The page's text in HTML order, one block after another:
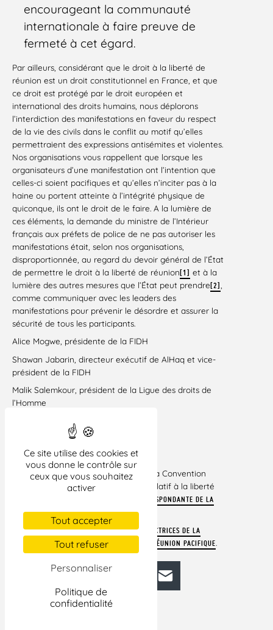
Ce site utilise des cookies et
vous donne le contrôle sur
ceux que vous souhaitez
activer
Tout accepter
Tout refuser
Personnaliser
Politique de
confidentialité
encourageant la communauté
internationale à faire preuve de
fermeté à cet égard.
Par ailleurs, considérant que le droit à la liberté de
réunion est un droit constitutionnel en France, et que
ce droit est protégé par le droit européen et
international des droits humains, nous déplorons
l’interdiction des manifestations en faveur du respect
de la vie des civils dans le conflit au motif qu’elles
permettraient des expressions antisémites et violentes.
Nos organisations vous rappellent que lorsque les
organisateurs d’une manifestation ont l’intention que
celles-ci soient pacifiques et qu’elles n’inciter pas à la
haine ou portent atteinte à l’intégrité physique de
quiconque, ils ont le droit de le faire. A la lumière de
ces éléments, la demande du ministre de l’Intérieur
français aux préfets de police de ne pas autoriser les
manifestations était, selon nos organisations,
disproportionnée, au regard du devoir général de l’État
de permettre le droit à la liberté de réunion [1] et à la
lumière des autres mesures que l’État peut prendre [2]
comme communiquer avec les leaders des
manifestations pour prévenir le désordre et assurer la
sécurité de tous les participants.
Alice Mogwe, présidente de la FIDH
Shawan Jabarin, directeur exécutif de AlHaq et vice-
président de la FIDH
Malik Salemkour, président de la Ligue des droits de
l’Homme
Paris, Ramallah, le 18 Mai 2021
Voir notamment l’article 11 de la Convention
européenne des droits de l’homme relatif à la liberté
JURISPRUDENCE CORRESPONDANTE DE LA
COUR EUROPÉENNE DES DROITS DE L’HOMME
Voir notamment lesLIGNES DIRECTRICES DE LA
COMMISSION DE VENISE SUR LA LIBERTÉ DE RÉUNION PACIFIQUE.
Facebook
BlueskyMastodonLinkedIn